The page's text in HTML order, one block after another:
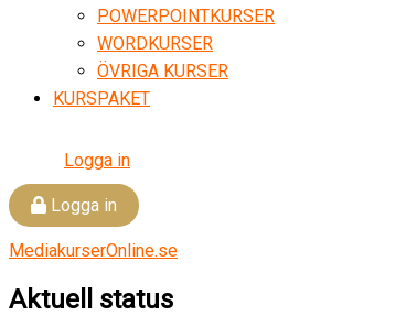
POWERPOINTKURSER
WORDKURSER
ÖVRIGA KURSER
KURSPAKET
Logga in
Logga in
MediakurserOnline.se
Aktuell status